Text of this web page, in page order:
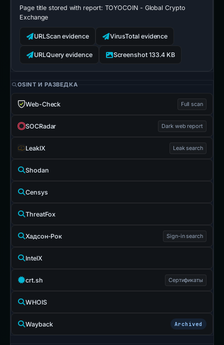
Page title stored with report: TOYOCOIN - Global Crypto
Exchange
URLScan evidence VirusTotal evidence
URLQuery evidence Screenshot 133.4 KB
OSINT И РАЗВЕДКА
Web-Check Full scan
SOCRadar Dark web report
LeakIX Leak search
Shodan
Censys
ThreatFox
Хадсон-Рок Sign-in search
IntelX
crt.sh Сертификаты
WHOIS
Wayback Archived